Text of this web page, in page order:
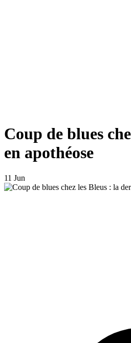
Coup de blues
en apothéose
11 Jun